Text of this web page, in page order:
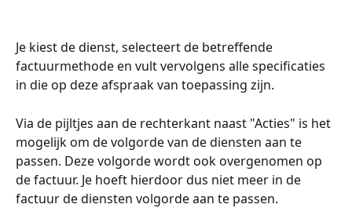
Je kiest de dienst, selecteert de betreffende
factuurmethode en vult vervolgens alle specificaties
in die op deze afspraak van toepassing zijn.
Via de pijltjes aan de rechterkant naast "Acties" is het
mogelijk om de volgorde van de diensten aan te
passen. Deze volgorde wordt ook overgenomen op
de factuur. Je hoeft hierdoor dus niet meer in de
factuur de diensten volgorde aan te passen.